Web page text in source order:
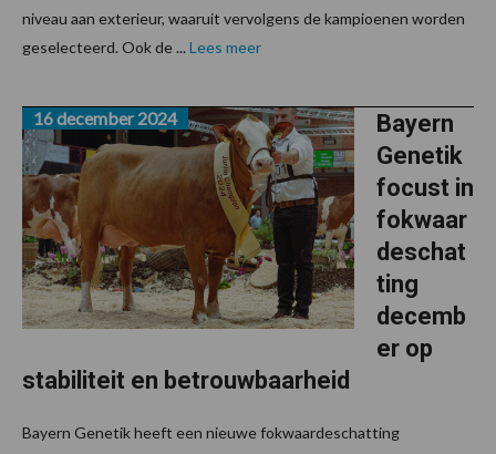
niveau aan exterieur, waaruit vervolgens de kampioenen worden
geselecteerd. Ook de ... Lees meer
Bayern
Genetik
focust in
fokwaar
deschat
ting
decemb
er op
stabiliteit en betrouwbaarheid
16 december 2024
Bayern Genetik heeft een nieuwe fokwaardeschatting